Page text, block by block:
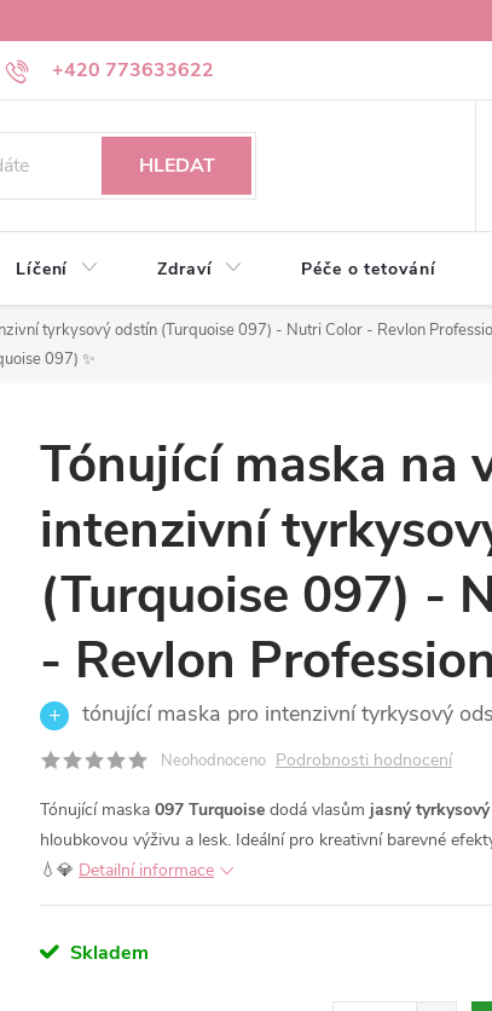
+420 773633622
Obchodní podmínky Osobní odběr v Ostravě
HLEDAT
Líčení Zdraví Péče o tetování
tyrkysový odstín (Turquoise 097) - Nutri Color - Revlon
097) ✨
Tónující maska na
intenzivní
(Turquoise 097) -
- Revlon
tónující maska pro intenzivní tyrkysový
Neohodnoceno Podrobnosti hodnocení
Tónující maska 097 Turquoise dodá vlasům jasný
hloubkovou výživu a lesk. Ideální pro kreativní barevné
💧💎 Detailní informace
Skladem